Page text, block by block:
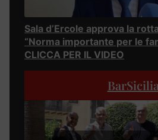
Sala d’Ercole approva la
“Norma importante per le
CLICCA PER IL VIDEO
BarSicilia